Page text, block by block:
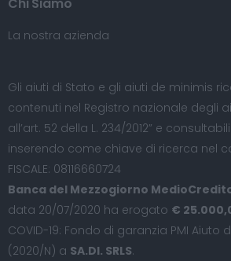
Chi Siamo
La nostra azienda
Gli aiuti di Stato e gli aiuti de minimis
contenuti nel Registro nazionale degli
all’art. 52 della L. 234/2012” e
inserendo come chiave di ricerca nel
FISCALE: 08116660724
Banca del Mezzogiorno
data 20/07/2020 ha erogato €
COVID-19: Fondo di garanzia PMI Aiuto
(2020/N) a SA.DI. SRLS.